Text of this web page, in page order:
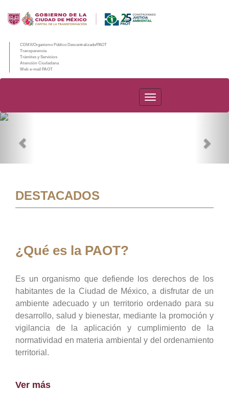
CDMX/Organismo Público Descentralizado/PAOT
Transparencia
Trámites y Servicios
Atención Ciudadana
Web e-mail PAOT
PAOT
DESTACADOS
¿Qué es la PAOT?
Es un organismo que defiende los derechos de los
habitantes de la Ciudad de México, a disfrutar de un
ambiente adecuado y un territorio ordenado para su
desarrollo, salud y bienestar, mediante la promoción y
vigilancia de la aplicación y cumplimiento de la
normatividad en materia ambiental y del ordenamiento
territorial.
Ver más